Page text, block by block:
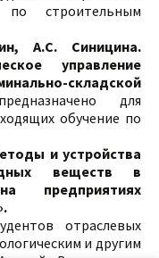
по строительным
А.С. Синицина.
управление
складской
для
обучение по
и устройства
веществ в
предприятиях
отраслевых
и другим